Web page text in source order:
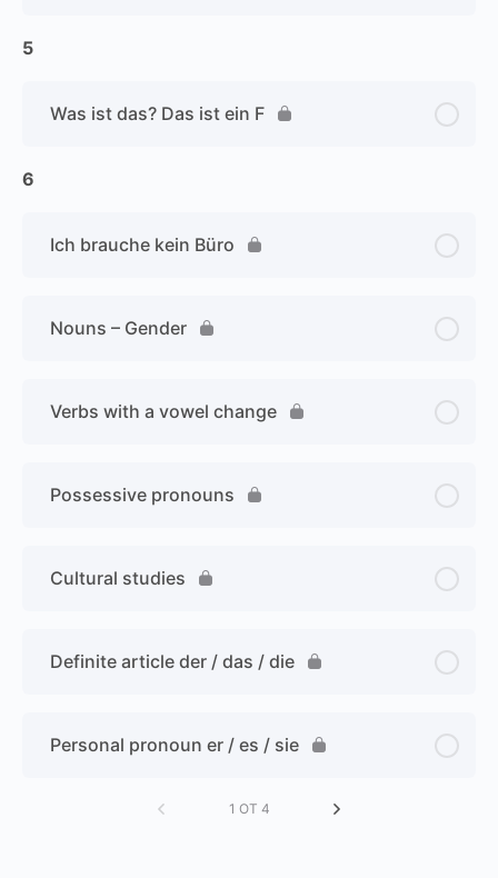
5
Was ist das? Das ist ein F
6
Ich brauche kein Büro
Nouns – Gender
Verbs with a vowel change
Possessive pronouns
Cultural studies
Definite article der / das / die
Personal pronoun er / es / sie
1 ОТ 4